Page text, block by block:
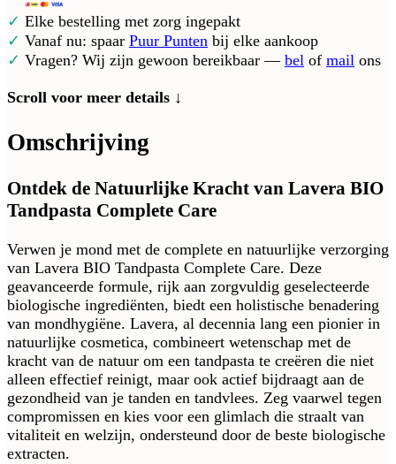
✓ Elke bestelling met zorg ingepakt
✓ Vanaf nu: spaar Puur Punten bij elke aankoop
✓ Vragen? Wij zijn gewoon bereikbaar — bel of mail ons
Scroll voor meer details ↓
Omschrijving
Ontdek de Natuurlijke Kracht van Lavera BIO
Tandpasta Complete Care
Verwen je mond met de complete en natuurlijke verzorging
van Lavera BIO Tandpasta Complete Care. Deze
geavanceerde formule, rijk aan zorgvuldig geselecteerde
biologische ingrediënten, biedt een holistische benadering
van mondhygiëne. Lavera, al decennia lang een pionier in
natuurlijke cosmetica, combineert wetenschap met de
kracht van de natuur om een tandpasta te creëren die niet
alleen effectief reinigt, maar ook actief bijdraagt aan de
gezondheid van je tanden en tandvlees. Zeg vaarwel tegen
compromissen en kies voor een glimlach die straalt van
vitaliteit en welzijn, ondersteund door de beste biologische
extracten.